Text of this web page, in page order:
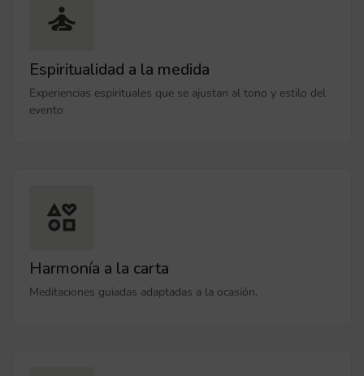
Espiritualidad a la medida
Experiencias espirituales que se ajustan al tono y estilo del
evento
Harmonía a la carta
Meditaciones guiadas adaptadas a la ocasión.